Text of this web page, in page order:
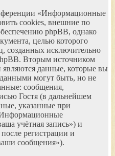
«Информационные
cookies, внешние по
phpBB, однако
целью которого
созданных исключительно
Вторым источником
данные, которые вы
могут быть, но не
сообщения,
Гостя (в дальнейшем
указанные при
учётная запись») и
регистрации и
сообщения»).